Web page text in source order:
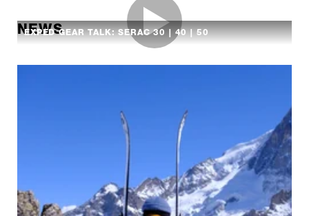
EXPED GEAR TALK: SERAC 30 | 40 | 50
NEWS